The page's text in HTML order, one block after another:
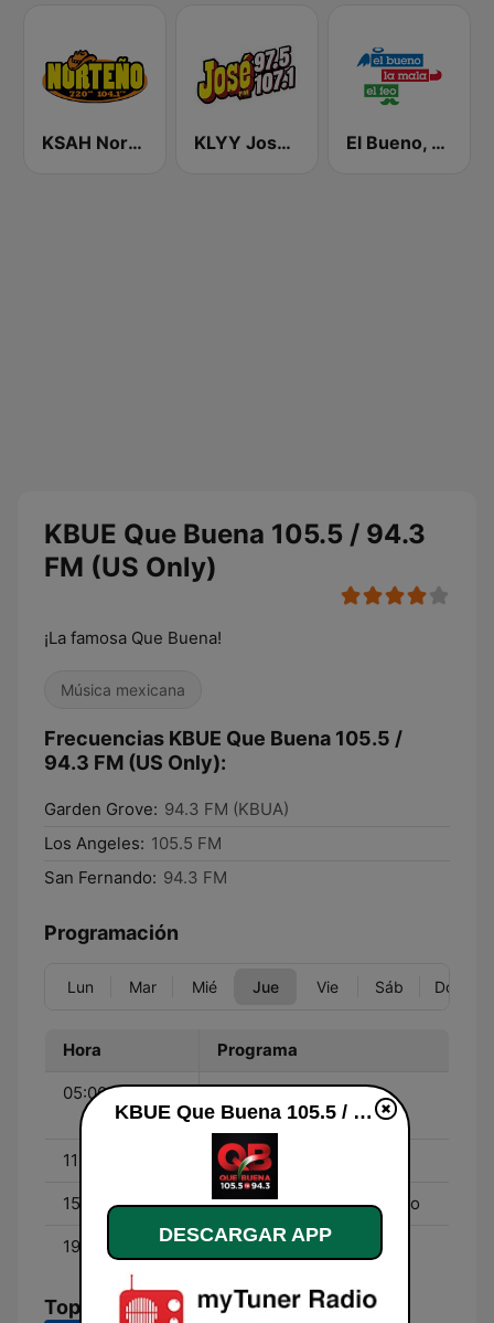
KSAH Norteño 720 y 104.1 KLYY José 97.5 y 107.1 El Bueno, La Mala y El Feo
KBUE Que Buena 105.5 / 94.3
FM (US Only)
¡La famosa Que Buena!
Música mexicana
Frecuencias KBUE Que Buena 105.5 /
94.3 FM (US Only):
Garden Grove: 94.3 FM (KBUA)
Los Angeles: 105.5 FM
San Fernando: 94.3 FM
Programación
Lun Mar Mié Jue Vie Sáb Dom
Hora Programa
05:00 - 11:00
Don Cheto Al Aire -
Aniceto
11:00 - 15:00 La Socia - Silvia Pinal
15:00 - 19:00 El Parientito y El Marciano
19:00 - 00:00 El Pinchi Rika
Top Canciones
KBUE Que Buena 105.5 / 94.3 FM (US Only) en vivo
DESCARGAR APP